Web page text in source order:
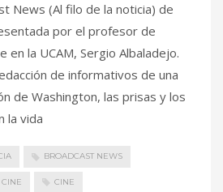
News (Al filo de la noticia) de
por el profesor de
en la UCAM, Sergio Albaladejo.
de informativos de una
de Washington, las prisas y los
la vida
BROADCAST NEWS
CINE